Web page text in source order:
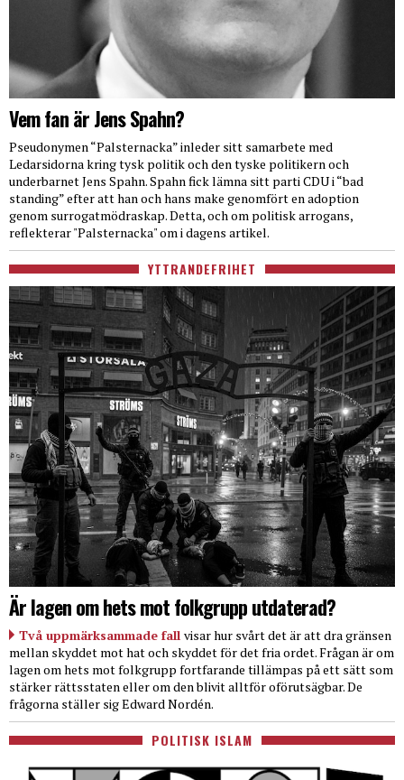
Vem fan är Jens Spahn?
Pseudonymen “Palsternacka” inleder sitt samarbete med
Ledarsidorna kring tysk politik och den tyske politikern och
underbarnet Jens Spahn. Spahn fick lämna sitt parti CDU i “bad
standing” efter att han och hans make genomfört en adoption
genom surrogatmödraskap. Detta, och om politisk arrogans,
reflekterar "Palsternacka" om i dagens artikel.
YTTRANDEFRIHET
Är lagen om hets mot folkgrupp utdaterad?
Två uppmärksammade fall visar hur svårt det är att dra gränsen
mellan skyddet mot hat och skyddet för det fria ordet. Frågan är om
lagen om hets mot folkgrupp fortfarande tillämpas på ett sätt som
stärker rättsstaten eller om den blivit alltför oförutsägbar. De
frågorna ställer sig Edward Nordén.
POLITISK ISLAM